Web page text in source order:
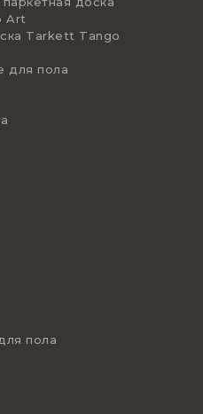
Art
Tarkett Tango
для пола
пола